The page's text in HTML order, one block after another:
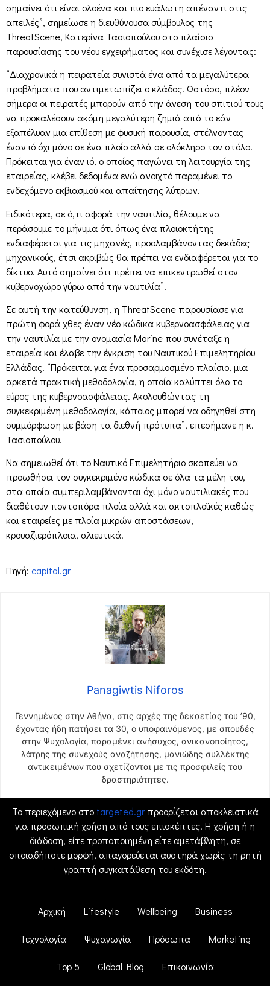
σημαίνει ότι είναι ολοένα και πιο ευάλωτη απέναντι στις
απειλές”, σημείωσε η διευθύνουσα σύμβουλος της
ThreatScene, Κατερίνα Τασιοπούλου στο πλαίσιο
παρουσίασης του νέου εγχειρήματος και συνέχισε λέγοντας:
“Διαχρονικά η πειρατεία συνιστά ένα από τα μεγαλύτερα
προβλήματα που αντιμετωπίζει ο κλάδος. Ωστόσο, πλέον
σήμερα οι πειρατές μπορούν από την άνεση του σπιτιού τους
να προκαλέσουν ακόμη μεγαλύτερη ζημιά από το εάν
εξαπέλυαν μια επίθεση με φυσική παρουσία, στέλνοντας
έναν ιό όχι μόνο σε ένα πλοίο αλλά σε ολόκληρο τον στόλο.
Πρόκειται για έναν ιό, ο οποίος παγώνει τη λειτουργία της
εταιρείας, κλέβει δεδομένα ενώ ανοιχτό παραμένει το
ενδεχόμενο εκβιασμού και απαίτησης λύτρων.
Ειδικότερα, σε ό,τι αφορά την ναυτιλία, θέλουμε να
περάσουμε το μήνυμα ότι όπως ένα πλοιοκτήτης
ενδιαφέρεται για τις μηχανές, προσλαμβάνοντας δεκάδες
μηχανικούς, έτσι ακριβώς θα πρέπει να ενδιαφέρεται για το
δίκτυο. Αυτό σημαίνει ότι πρέπει να επικεντρωθεί στον
κυβερνοχώρο γύρω από την ναυτιλία”.
Σε αυτή την κατεύθυνση, η ThreatScene παρουσίασε για
πρώτη φορά χθες έναν νέο κώδικα κυβερνοασφάλειας για
την ναυτιλία με την ονομασία Marine που συνέταξε η
εταιρεία και έλαβε την έγκριση του Ναυτικού Επιμελητηρίου
Ελλάδας. “Πρόκειται για ένα προσαρμοσμένο πλαίσιο, μια
αρκετά πρακτική μεθοδολογία, η οποία καλύπτει όλο το
εύρος της κυβερνοασφάλειας. Ακολουθώντας τη
συγκεκριμένη μεθοδολογία, κάποιος μπορεί να οδηγηθεί στη
συμμόρφωση με βάση τα διεθνή πρότυπα”, επεσήμανε η κ.
Τασιοπούλου.
Να σημειωθεί ότι το Ναυτικό Επιμελητήριο σκοπεύει να
προωθήσει τον συγκεκριμένο κώδικα σε όλα τα μέλη του,
στα οποία συμπεριλαμβάνονται όχι μόνο ναυτιλιακές που
διαθέτουν ποντοπόρα πλοία αλλά και ακτοπλοϊκές καθώς
και εταιρείες με πλοία μικρών αποστάσεων,
κρουαζιερόπλοια, αλιευτικά.
Πηγή: capital.gr
Panagiwtis Niforos
Γεννημένος στην Αθήνα, στις αρχές της δεκαετίας του ’90,
έχοντας ήδη πατήσει τα 30, ο υποφαινόμενος, με σπουδές
στην Ψυχολογία, παραμένει ανήσυχος, ανικανοποίητος,
λάτρης της συνεχούς αναζήτησης, μανιώδης συλλέκτης
αντικειμένων που σχετίζονται με τις προσφιλείς του
δραστηριότητες.
Το περιεχόμενο στο targeted.grπροορίζεται αποκλειστικά
για προσωπική χρήση από τους επισκέπτες. Η χρήση ή η
διάδοση, είτε τροποποιημένη είτε αμετάβλητη, σε
οποιαδήποτε μορφή, απαγορεύεται αυστηρά χωρίς τη ρητή
γραπτή συγκατάθεση του εκδότη.
Αρχική Lifestyle Wellbeing Business
Τεχνολογία Ψυχαγωγία Πρόσωπα Marketing
Top 5 Global Blog Επικοινωνία